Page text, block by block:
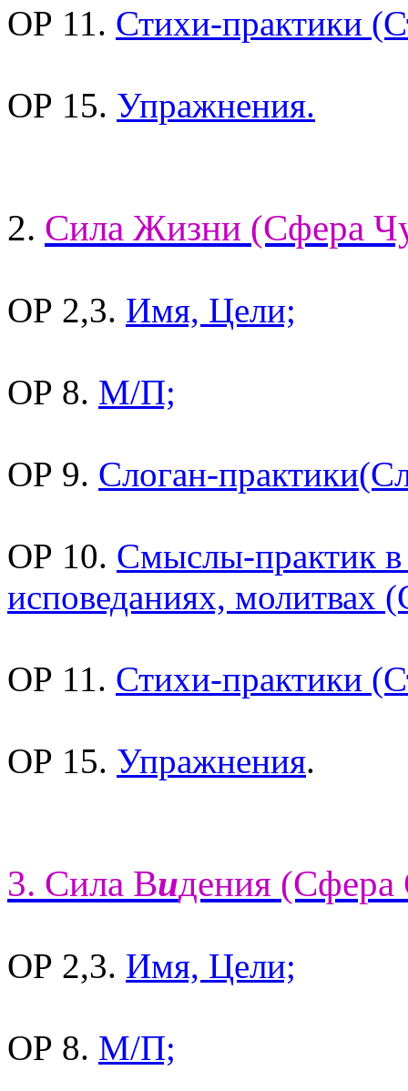
ОР 11. Стихи-практики
ОР 15. Упражнения.
2. Сила Жизни (Сфера
ОР 2,3. Имя, Цели;
ОР 8. М/П;
ОР 9. Слоган-
ОР 10. Смыслы-практик в
исповеданиях,
ОР 11. Стихи-практики
ОР 15. Упражнения.
3. Сила Видения (Сфера
ОР 2,3. Имя, Цели;
ОР 8. М/П;